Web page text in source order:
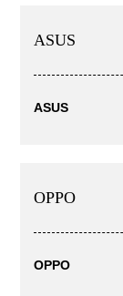
ASUS
ASUS
OPPO
OPPO